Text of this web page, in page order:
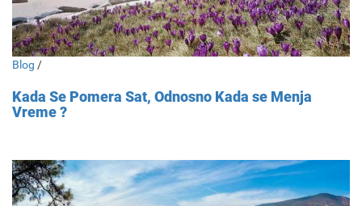
Blog /
Kada Se Pomera Sat, Odnosno Kada se Menja
Vreme ?